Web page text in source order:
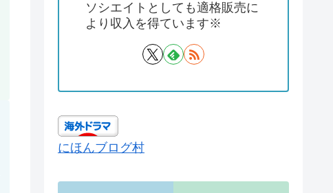
ソシエイトとしても適格販売に
より収入を得ています※
にほんブログ村